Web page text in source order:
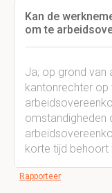
Kan de
om te
Ja; op grond van
kantonrechter op
omstandigheden
korte tijd behoort
Rapporteer